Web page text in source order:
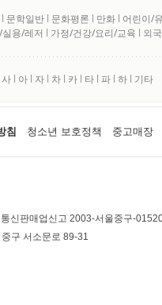
l 문학일반 l 문화평론 l 만화 l 어린이/
용/레저 l 가정/건강/요리/교육 l 외
사 l 아 l 자 l 차 l 카 l 타 l 파 l 하 l 기타
침 청소년 보호정책 중고매장
통신판매업신고 2003-서울중구-
구 서소문로 89-31